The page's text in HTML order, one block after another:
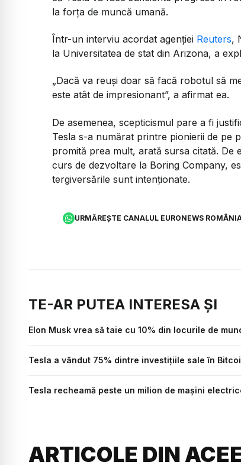
la forța de muncă umană.
Într-un interviu acordat agenției Reuters,
la Universitatea de stat din Arizona, a
„Dacă va reuși doar să facă robotul să
este atât de impresionant”, a afirmat ea.
De asemenea, scepticismul pare a fi
Tesla s-a numărat printre pionierii de pe
promită prea mult, arată sursa citată.
curs de dezvoltare la Boring Company,
tergiversările sunt intenționate.
URMĂREȘTE CANALUL EURONEWS
TE-AR PUTEA INTERESA ȘI
Elon Musk vrea să taie cu 10% din locurile de
Tesla a vândut 75% dintre investițiile sale în
Tesla recheamă peste un milion de mașini
ARTICOLE DIN